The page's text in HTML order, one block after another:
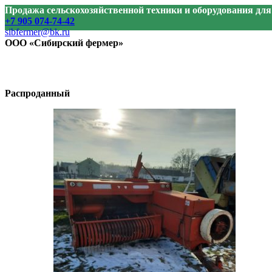
Продажа сельскохозяйственной техники и оборудования
+7 905 074-74-42
sibfermer@bk.ru
ООО «Сибирский фермер»
Распроданный